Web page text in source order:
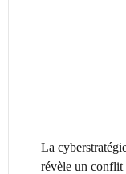
La
révèle un conflit